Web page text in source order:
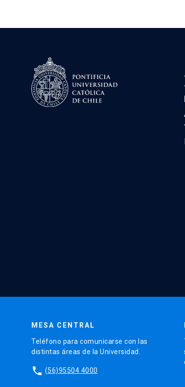
MESA CENTRAL
Teléfono para comunicarse con las
distintas áreas de la Universidad.
phone (56)95504 4000